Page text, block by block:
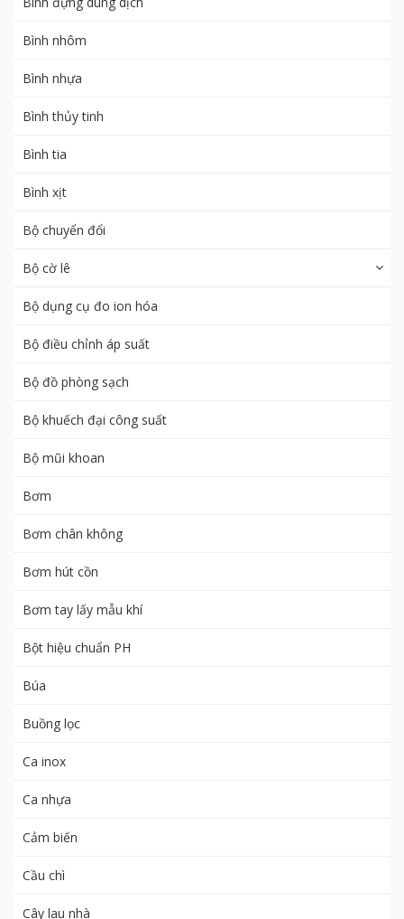
Bình nhôm
Bình nhựa
Bình thủy tinh
Bình tia
Bình xịt
Bộ chuyển đổi
Bộ cờ lê
Bộ dụng cụ đo ion hóa
Bộ điều chỉnh áp suất
Bộ đồ phòng sạch
Bộ khuếch đại công suất
Bộ mũi khoan
Bơm
Bơm chân không
Bơm hút cồn
Bơm tay lấy mẫu khí
Bột hiệu chuẩn PH
Búa
Buồng lọc
Ca inox
Ca nhựa
Cảm biến
Cầu chì
Cây lau nhà